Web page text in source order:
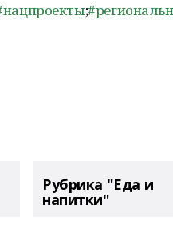
;
Рубрика "Еда и
напитки"